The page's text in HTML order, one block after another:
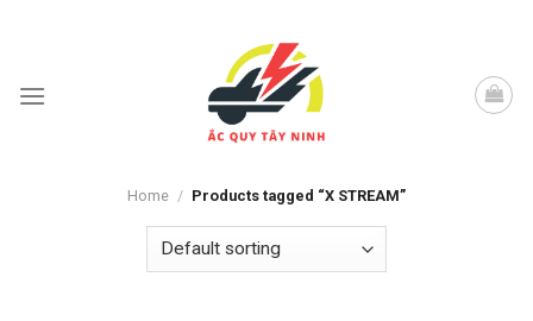
Home / Products tagged “X STREAM”